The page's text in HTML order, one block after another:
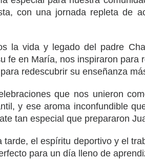
con una jornada repleta de
la vida y legado del padre
fe en María, nos inspiraron
redescubrir su enseñanza
que nos unieron
y ese aroma inconfundible
tan especial que prepararon
el espíritu deportivo y el
para un día lleno de